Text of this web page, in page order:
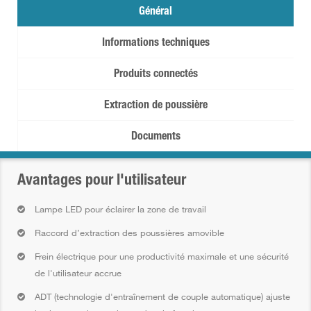
Général
Informations techniques
Produits connectés
Extraction de poussière
Documents
Avantages pour l'utilisateur
Lampe LED pour éclairer la zone de travail
Raccord d’extraction des poussières amovible
Frein électrique pour une productivité maximale et une sécurité
de l'utilisateur accrue
ADT (technologie d'entraînement de couple automatique) ajuste